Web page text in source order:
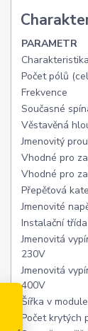
PARAMETR
Charakteristika
Počet pólů
Frekvence
Současné
Věstavěná
Jmenovitý
Vhodné pro
Vhodné pro
Přepěťová
Jmenovité
Instalační třída
Jmenovitá
230V
Jmenovitá
400V
Šířka v
Počet krytých